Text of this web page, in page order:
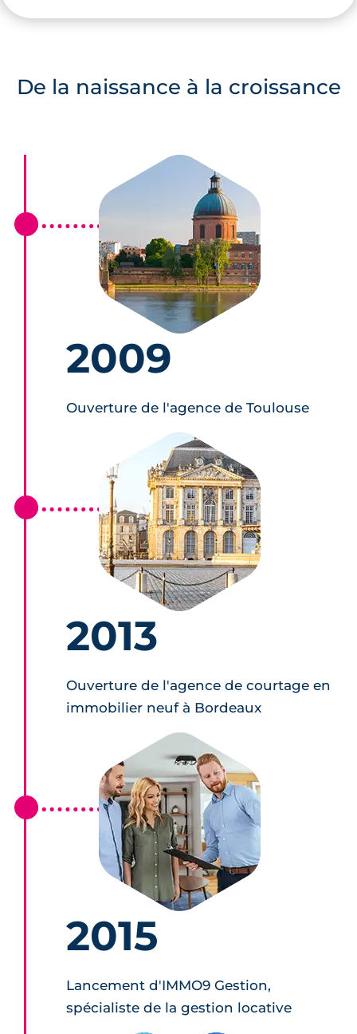
De la naissance à la croissance
2009
Ouverture de l'agence de Toulouse
2013
Ouverture de l'agence de courtage en
immobilier neuf à Bordeaux
2015
Lancement d'IMMO9 Gestion,
spécialiste de la gestion locative